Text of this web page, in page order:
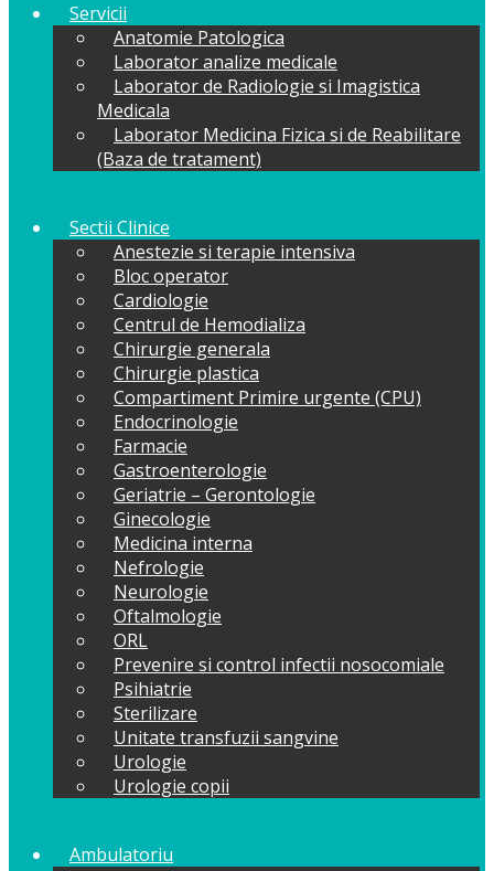
Servicii
Anatomie Patologica
Laborator analize medicale
Laborator de Radiologie si Imagistica
Medicala
Laborator Medicina Fizica si de Reabilitare
(Baza de tratament)
Sectii Clinice
Anestezie si terapie intensiva
Bloc operator
Cardiologie
Centrul de Hemodializa
Chirurgie generala
Chirurgie plastica
Compartiment Primire urgente (CPU)
Endocrinologie
Farmacie
Gastroenterologie
Geriatrie – Gerontologie
Ginecologie
Medicina interna
Nefrologie
Neurologie
Oftalmologie
ORL
Prevenire si control infectii nosocomiale
Psihiatrie
Sterilizare
Unitate transfuzii sangvine
Urologie
Urologie copii
Ambulatoriu